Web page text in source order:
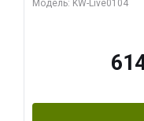
Модель: KW-Live0104